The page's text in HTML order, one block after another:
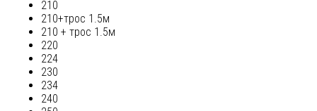
210
210+трос 1.5м
210 + трос 1.5м
220
224
230
234
240